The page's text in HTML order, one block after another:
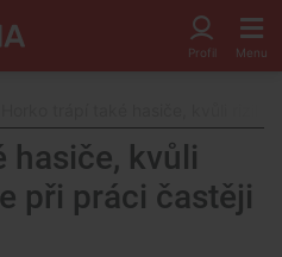
hasiče, kvůli
při práci častěji